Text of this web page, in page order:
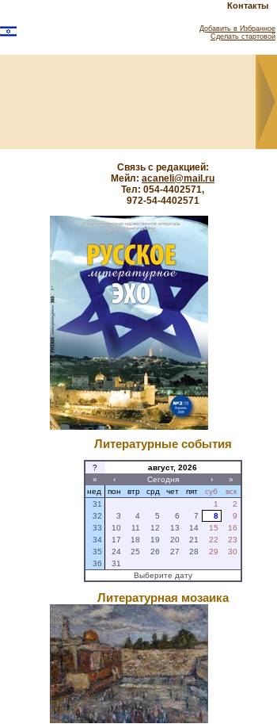
Контакты
Добавить в Избранное
Сделать стартовой
Связь с редакцией:
Мейл: acaneli@mail.ru
Тел: 054-4402571,
972-54-4402571
Литературные события
?
август, 2026
«
‹ Сегодня ›
»
нед
пон втр срд чет пят суб
вск
31
1
2
32
3 4 5 6 7 8
9
33
10 11 12 13 14 15
16
34
17 18 19 20 21 22
23
35
24 25 26 27 28 29
30
36
31
Выберите дату
Литературная мозаика